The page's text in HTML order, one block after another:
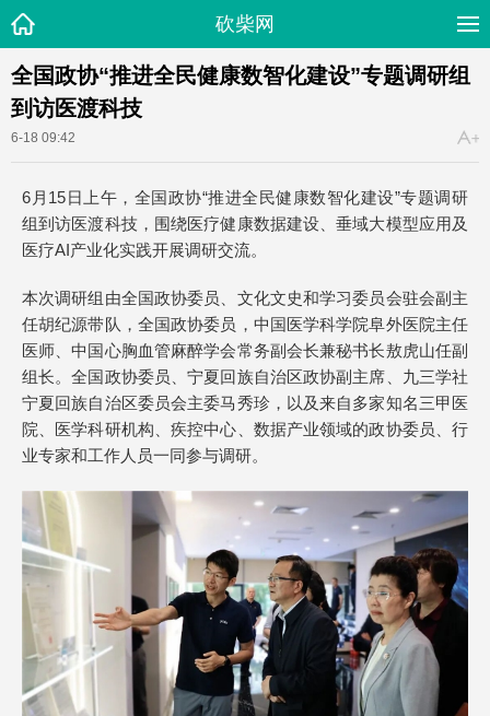
砍柴网
全国政协“推进全民健康数智化建设”专题调研组
到访医渡科技
6-18 09:42
6月15日上午，全国政协“推进全民健康数智化建设”专题调研
组到访医渡科技，围绕医疗健康数据建设、垂域大模型应用及
医疗AI产业化实践开展调研交流。
本次调研组由全国政协委员、文化文史和学习委员会驻会副主
任胡纪源带队，全国政协委员，中国医学科学院阜外医院主任
医师、中国心胸血管麻醉学会常务副会长兼秘书长敖虎山任副
组长。全国政协委员、宁夏回族自治区政协副主席、九三学社
宁夏回族自治区委员会主委马秀珍，以及来自多家知名三甲医
院、医学科研机构、疾控中心、数据产业领域的政协委员、行
业专家和工作人员一同参与调研。